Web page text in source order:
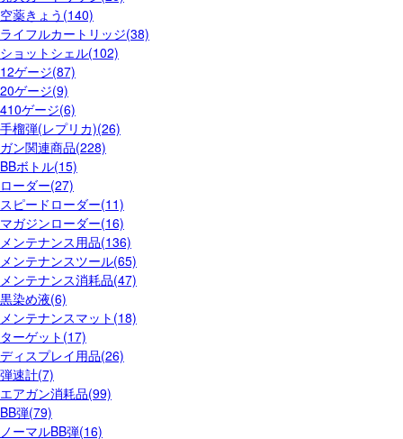
空薬きょう(140)
ライフルカートリッジ(38)
ショットシェル(102)
12ゲージ(87)
20ゲージ(9)
410ゲージ(6)
手榴弾(レプリカ)(26)
ガン関連商品(228)
BBボトル(15)
ローダー(27)
スピードローダー(11)
マガジンローダー(16)
メンテナンス用品(136)
メンテナンスツール(65)
メンテナンス消耗品(47)
黒染め液(6)
メンテナンスマット(18)
ターゲット(17)
ディスプレイ用品(26)
弾速計(7)
エアガン消耗品(99)
BB弾(79)
ノーマルBB弾(16)